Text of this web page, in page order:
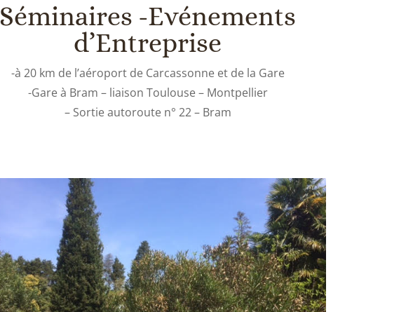
Séminaires -Evénements
d’Entreprise
-à 20 km de l’aéroport de Carcassonne et de la Gare
-Gare à Bram – liaison Toulouse – Montpellier
– Sortie autoroute n° 22 – Bram